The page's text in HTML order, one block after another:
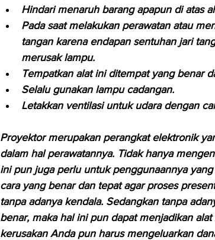
Hindari menaruh barang apapun di atas
Pada saat melakukan perawatan atau
tangan karena endapan sentuhan jari
merusak lampu.
Tempatkan alat ini ditempat yang benar
Selalu gunakan lampu cadangan.
Letakkan ventilasi untuk udara dengan
Proyektor merupakan perangkat elektronik
dalam hal perawatannya. Tidak hanya
ini pun juga perlu untuk penggunaannya
cara yang benar dan tepat agar proses
tanpa adanya kendala. Sedangkan tanpa
benar, maka hal ini pun dapat menjadikan
kerusakan Anda pun harus mengeluarkan